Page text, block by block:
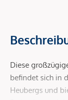
Diese
befindet sich in
Heubergs und